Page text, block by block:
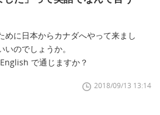
めに日本からカナダへやって来まし
のでしょうか。
で通じますか？
2018/09/13 13:14